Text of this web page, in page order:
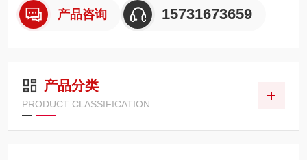
产品咨询 15731673659
产品分类
PRODUCT CLASSIFICATION